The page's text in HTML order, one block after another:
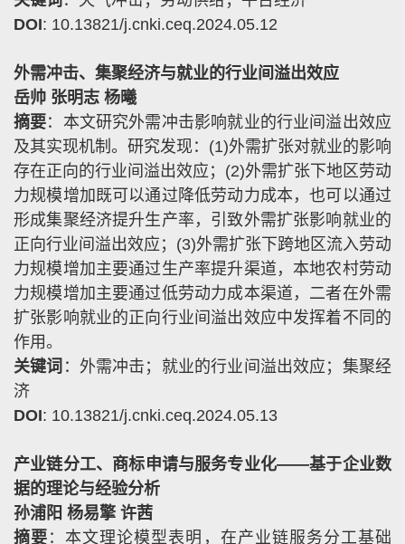
DOI: 10.13821/j.cnki.ceq.2024.05.12
外需冲击、集聚经济与就业的行业间溢出效应
岳帅 张明志 杨曦
摘要：本文研究外需冲击影响就业的行业间溢出效应
及其实现机制。研究发现： (1)外需扩张对就业的影响
存在正向的行业间溢出效应； (2)外需扩张下地区劳动
力规模增加既可以通过降低劳动力成本，也可以通过
形成集聚经济提升生产率，引致外需扩张影响就业的
正向行业间溢出效应； (3)外需扩张下跨地区流入劳动
力规模增加主要通过生产率提升渠道，本地农村劳动
力规模增加主要通过低劳动力成本渠道，二者在外需
扩张影响就业的正向行业间溢出效应中发挥着不同的
作用。
关键词 ：外需冲击；就业的行业间溢出效应；集聚经
济
DOI: 10.13821/j.cnki.ceq.2024.05.13
产业链分工、商标申请与服务专业化——基于企业数
据的理论与经验分析
孙浦阳 杨易擎 许茜
摘要 ：本文理论模型表明，在产业链服务分工基础